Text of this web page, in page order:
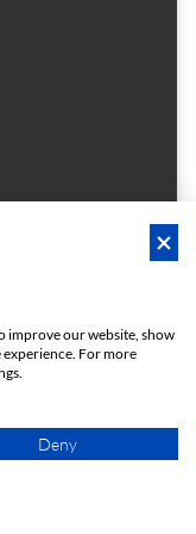
improve our website, show
experience. For more
Deny